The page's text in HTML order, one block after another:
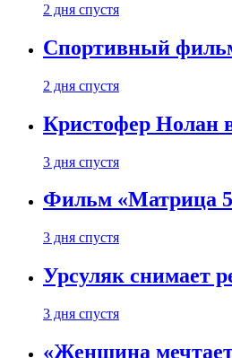
2 дня спустя
Спортивный
2 дня спустя
Кристофер Нолан
3 дня спустя
Фильм «Матрица
3 дня спустя
Урсуляк снимает
3 дня спустя
«Женщина